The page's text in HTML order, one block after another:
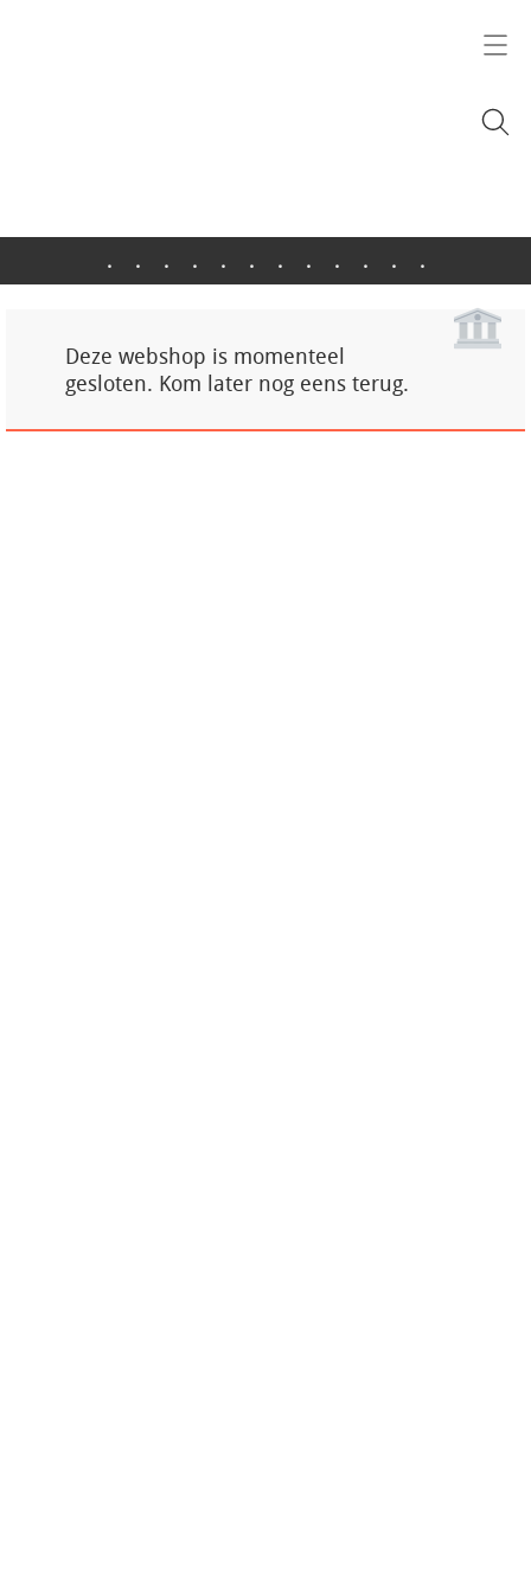
. . . . . . . . . . . .
Deze webshop is momenteel
gesloten. Kom later nog eens terug.